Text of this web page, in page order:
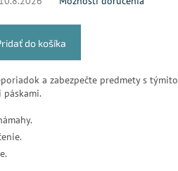
do košíka
a zabezpečte predmety s týmito